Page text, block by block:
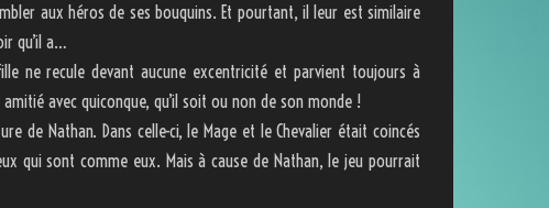
aux héros de ses bouquins. Et pourtant, il leur est similaire
qu’il a…
ne recule devant aucune excentricité et parvient toujours à
avec quiconque, qu’il soit ou non de son monde !
de Nathan. Dans celle-ci, le Mage et le Chevalier était coincés
qui sont comme eux. Mais à cause de Nathan, le jeu pourrait